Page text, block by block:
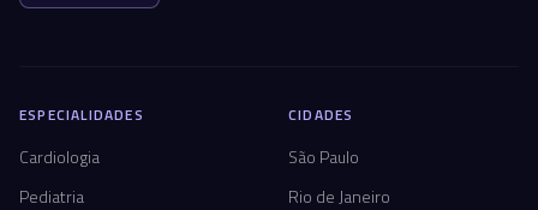
ESPECIALIDADES
Cardiologia
Pediatria
CIDADES
São Paulo
Rio de Janeiro